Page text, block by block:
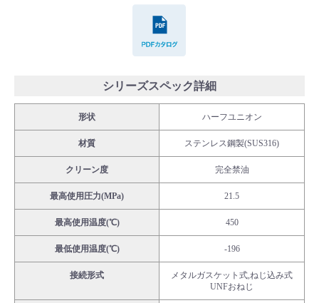
バルブと継手のきほん
説明会・講習会
ログイン
会社情報
Corporate Blog
採用情報
シリーズスペック詳細
形状 ハーフユニオン
材質 ステンレス鋼製(SUS316)
クリーン度 完全禁油
最高使用圧力(MPa) 21.5
最高使用温度(℃) 450
最低使用温度(℃) -196
接続形式
メタルガスケット式,ねじ込み式
UNFおねじ